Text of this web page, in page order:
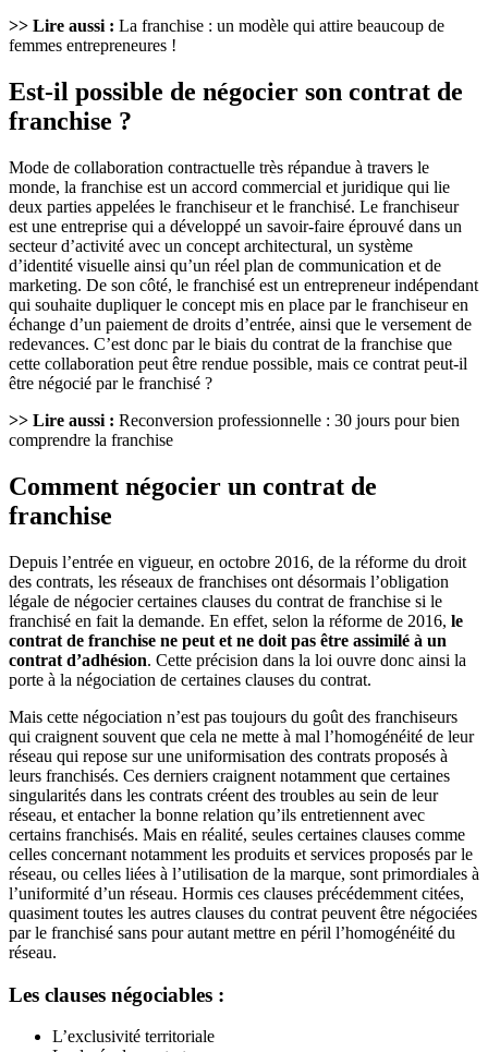
>> Lire aussi : La franchise : un modèle qui attire beaucoup de
femmes entrepreneures !
Est-il possible de négocier son contrat de
franchise ?
Mode de collaboration contractuelle très répandue à travers le
monde, la franchise est un accord commercial et juridique qui lie
deux parties appelées le franchiseur et le franchisé. Le franchiseur
est une entreprise qui a développé un savoir-faire éprouvé dans un
secteur d’activité avec un concept architectural, un système
d’identité visuelle ainsi qu’un réel plan de communication et de
marketing. De son côté, le franchisé est un entrepreneur indépendant
qui souhaite dupliquer le concept mis en place par le franchiseur en
échange d’un paiement de droits d’entrée, ainsi que le versement de
redevances. C’est donc par le biais du contrat de la franchise que
cette collaboration peut être rendue possible, mais ce contrat peut-il
être négocié par le franchisé ?
>> Lire aussi : Reconversion professionnelle : 30 jours pour bien
comprendre la franchise
Comment négocier un contrat de
franchise
Depuis l’entrée en vigueur, en octobre 2016, de la réforme du droit
des contrats, les réseaux de franchises ont désormais l’obligation
légale de négocier certaines clauses du contrat de franchise si le
franchisé en fait la demande. En effet, selon la réforme de 2016, le
contrat de franchise ne peut et ne doit pas être assimilé à un
contrat d’adhésion. Cette précision dans la loi ouvre donc ainsi la
porte à la négociation de certaines clauses du contrat.
Mais cette négociation n’est pas toujours du goût des franchiseurs
qui craignent souvent que cela ne mette à mal l’homogénéité de leur
réseau qui repose sur une uniformisation des contrats proposés à
leurs franchisés. Ces derniers craignent notamment que certaines
singularités dans les contrats créent des troubles au sein de leur
réseau, et entacher la bonne relation qu’ils entretiennent avec
certains franchisés. Mais en réalité, seules certaines clauses comme
celles concernant notamment les produits et services proposés par le
réseau, ou celles liées à l’utilisation de la marque, sont primordiales à
l’uniformité d’un réseau. Hormis ces clauses précédemment citées,
quasiment toutes les autres clauses du contrat peuvent être négociées
par le franchisé sans pour autant mettre en péril l’homogénéité du
réseau.
Les clauses négociables :
L’exclusivité territoriale